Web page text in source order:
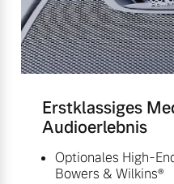
Erstklassiges
Audioerlebnis
Optionales High-
Bowers & Wilkins®